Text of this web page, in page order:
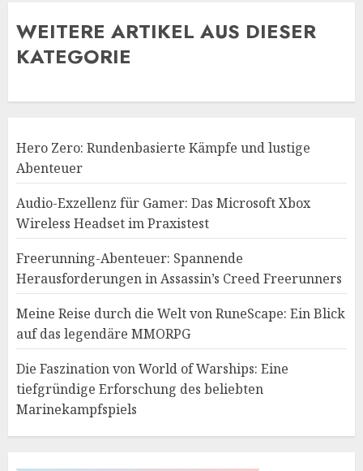
WEITERE ARTIKEL AUS DIESER
KATEGORIE
Hero Zero: Rundenbasierte Kämpfe und lustige
Abenteuer
Audio-Exzellenz für Gamer: Das Microsoft Xbox
Wireless Headset im Praxistest
Freerunning-Abenteuer: Spannende
Herausforderungen in Assassin’s Creed Freerunners
Meine Reise durch die Welt von RuneScape: Ein Blick
auf das legendäre MMORPG
Die Faszination von World of Warships: Eine
tiefgründige Erforschung des beliebten
Marinekampfspiels